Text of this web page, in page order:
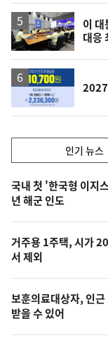
이
대응
기,
최
신,
오
늘
의
영
상
인기 뉴스
인
기
뉴
스
국내 첫 '한국형 이지
년 해군 인도
거주용 1주택, 시가
서 제외
보훈의료대상자, 인근
받을 수 있어